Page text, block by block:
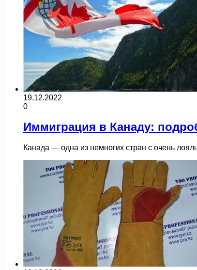
19.12.2022
0
Иммиграция в Канаду:
Канада — одна из немногих стран с очень